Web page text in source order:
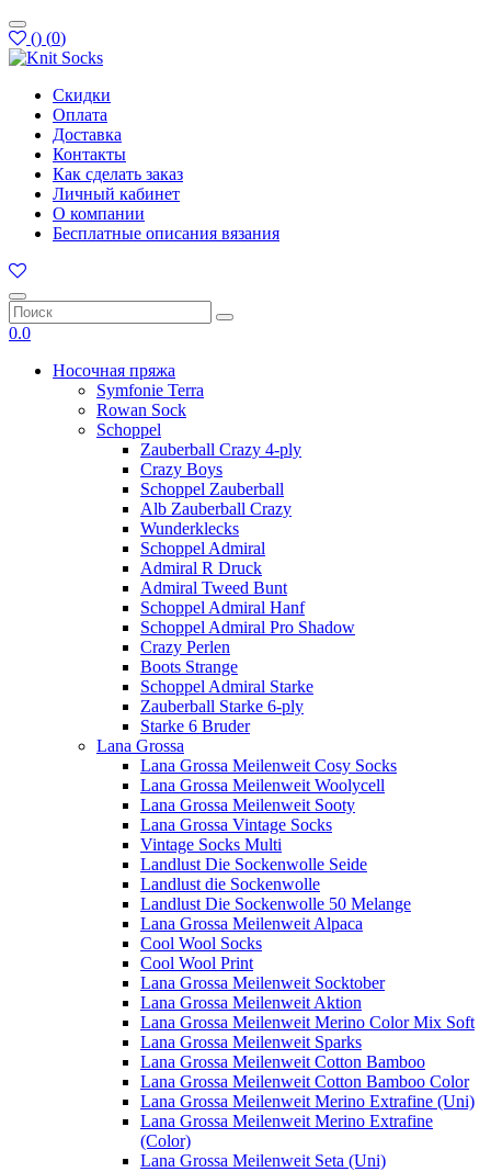
() (0)
Скидки
Оплата
Доставка
Контакты
Как сделать заказ
Личный кабинет
О компании
Бесплатные описания вязания
0.0
Носочная пряжа
Symfonie Terra
Rowan Sock
Schoppel
Zauberball Crazy 4-ply
Crazy Boys
Schoppel Zauberball
Alb Zauberball Crazy
Wunderklecks
Schoppel Admiral
Admiral R Druck
Admiral Tweed Bunt
Schoppel Admiral Hanf
Schoppel Admiral Pro Shadow
Crazy Perlen
Boots Strange
Schoppel Admiral Starke
Zauberball Starke 6-ply
Starke 6 Bruder
Lana Grossa
Lana Grossa Meilenweit Cosy Socks
Lana Grossa Meilenweit Woolycell
Lana Grossa Meilenweit Sooty
Lana Grossa Vintage Socks
Vintage Socks Multi
Landlust Die Sockenwolle Seide
Landlust die Sockenwolle
Landlust Die Sockenwolle 50 Melange
Lana Grossa Meilenweit Alpaca
Cool Wool Socks
Cool Wool Print
Lana Grossa Meilenweit Socktober
Lana Grossa Meilenweit Aktion
Lana Grossa Meilenweit Merino Color Mix Soft
Lana Grossa Meilenweit Sparks
Lana Grossa Meilenweit Cotton Bamboo
Lana Grossa Meilenweit Cotton Bamboo Color
Lana Grossa Meilenweit Merino Extrafine (Uni)
Lana Grossa Meilenweit Merino Extrafine
(Color)
Lana Grossa Meilenweit Seta (Uni)